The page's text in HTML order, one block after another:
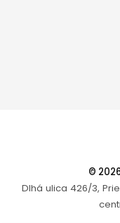
© 2026
Dlhá ulica 426/3,